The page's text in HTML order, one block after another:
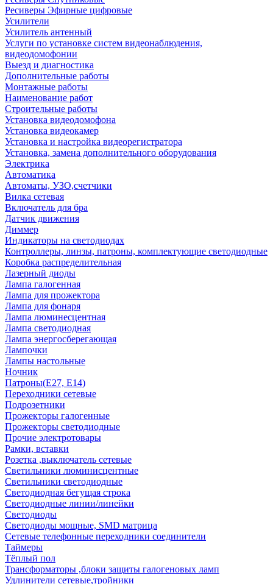
Ресиверы Эфирные цифровые
Усилители
Усилитель антенный
Услуги по установке систем видеонаблюдения,
видеодомофонии
Выезд и диагностика
Дополнительные работы
Монтажные работы
Наименование работ
Строительные работы
Установка видеодомофона
Установка видеокамер
Установка и настройка видеорегистратора
Установка, замена дополнительного оборудования
Электрика
Автоматика
Автоматы, УЗО,счетчики
Вилка сетевая
Включатель для бра
Датчик движения
Диммер
Индикаторы на светодиодах
Контроллеры, линзы, патроны, комплектующие светодиодные
Коробка распределительная
Лазерный диоды
Лампа галогенная
Лампа для прожектора
Лампа для фонаря
Лампа люминесцентная
Лампа светодиодная
Лампа энергосберегающая
Лампочки
Лампы настольные
Ночник
Патроны(Е27, Е14)
Переходники сетевые
Подрозетники
Прожекторы галогенные
Прожекторы светодиодные
Прочие электротовары
Рамки, вставки
Розетка ,выключатель сетевые
Светильники люминисцентные
Светильники светодиодные
Светодиодная бегущая строка
Светодиодные линии/линейки
Светодиоды
Светодиоды мощные, SMD матрица
Сетевые телефонные переходники соединители
Таймеры
Тёплый пол
Трансформаторы ,блоки защиты галогеновых ламп
Удлинители сетевые,тройники